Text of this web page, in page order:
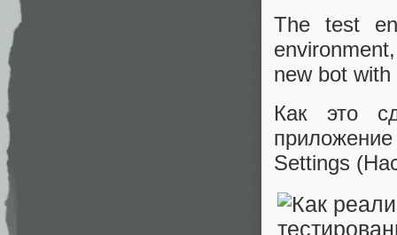
The test
new bot with
Как это
Settings